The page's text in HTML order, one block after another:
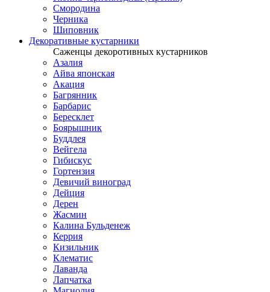
Смородина
Черника
Шиповник
Декоративные кустарники
Саженцы декоротивных кустарников
Азалия
Айва японская
Акация
Багрянник
Барбарис
Бересклет
Боярышник
Буддлея
Вейгела
Гибискус
Гортензия
Девичий виноград
Дейция
Дерен
Жасмин
Калина Бульденеж
Керрия
Кизильник
Клематис
Лаванда
Лапчатка